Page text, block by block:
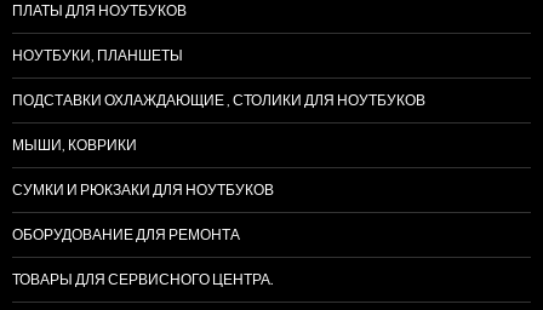
ПЛАТЫ ДЛЯ НОУТБУКОВ
НОУТБУКИ, ПЛАНШЕТЫ
ПОДСТАВКИ ОХЛАЖДАЮЩИЕ , СТОЛИКИ ДЛЯ НОУТБУКОВ
МЫШИ, КОВРИКИ
СУМКИ И РЮКЗАКИ ДЛЯ НОУТБУКОВ
ОБОРУДОВАНИЕ ДЛЯ РЕМОНТА
ТОВАРЫ ДЛЯ СЕРВИСНОГО ЦЕНТРА.